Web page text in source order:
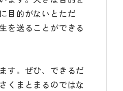
目的がないとただ
を送ることができる
す。ぜひ、できるだ
くまとまるのではな